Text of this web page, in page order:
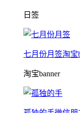
日签
七月份月签淘宝
淘宝banner